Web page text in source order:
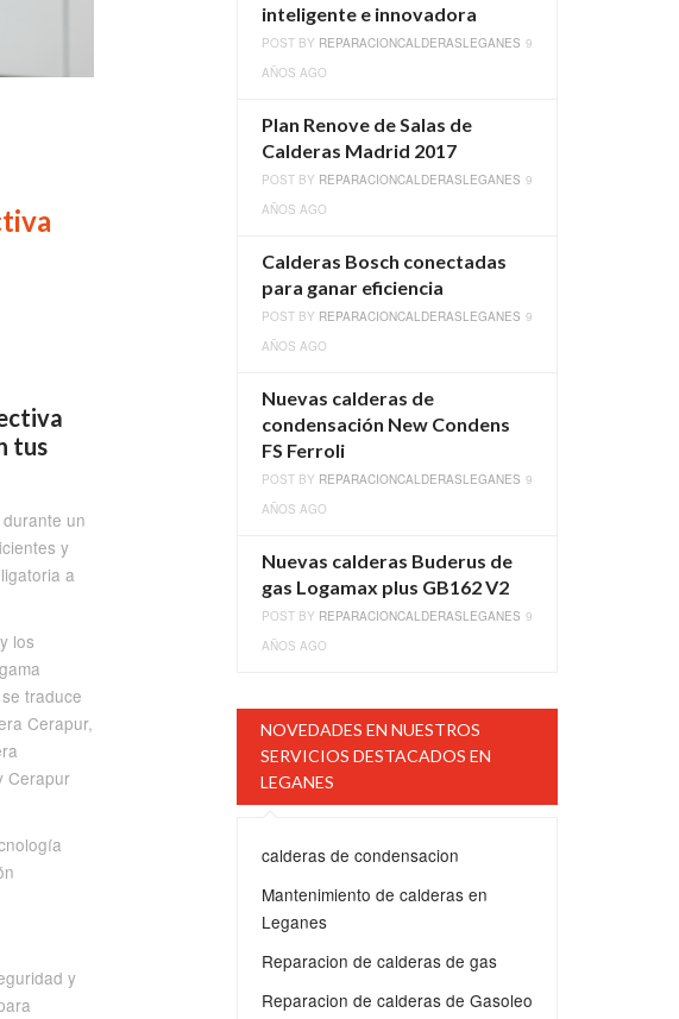
tus
un
y
a
los
traduce
Cerapur,
Cerapur
y
inteligente e innovadora
POST BY REPARACIONCALDERASLEGANES 9
AÑOS AGO
Plan Renove de Salas de
Calderas Madrid 2017
POST BY REPARACIONCALDERASLEGANES 9
AÑOS AGO
Calderas Bosch conectadas
para ganar eficiencia
POST BY REPARACIONCALDERASLEGANES 9
AÑOS AGO
Nuevas calderas de
condensación New Condens
FS Ferroli
POST BY REPARACIONCALDERASLEGANES 9
AÑOS AGO
Nuevas calderas Buderus de
gas Logamax plus GB162 V2
POST BY REPARACIONCALDERASLEGANES 9
AÑOS AGO
NOVEDADES EN NUESTROS
SERVICIOS DESTACADOS EN
LEGANES
calderas de condensacion
Mantenimiento de calderas en
Leganes
Reparacion de calderas de gas
Reparacion de calderas de Gasoleo